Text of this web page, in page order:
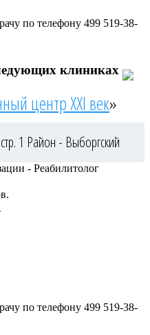
по телефону 499 519-38-
клиниках
центр XXI век»
1 Район - Выборгский
- Реабилитолог
по телефону 499 519-38-